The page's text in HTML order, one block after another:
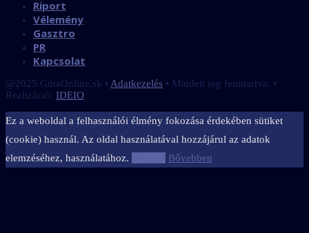
Riport
Vélemény
Gasztro
PR
Kapcsolat
@2025 GútaOnline.sk • Adatkezelés • Minden jog fenntartva. •
Realizáció: IDEIO
Ez a weboldal a felhasználói élmény fokozása érdekében sütiket
(cookie) használ. Az oldal használatával hozzájárul az adatok
elemzéséhez, használatához.
Bővebben